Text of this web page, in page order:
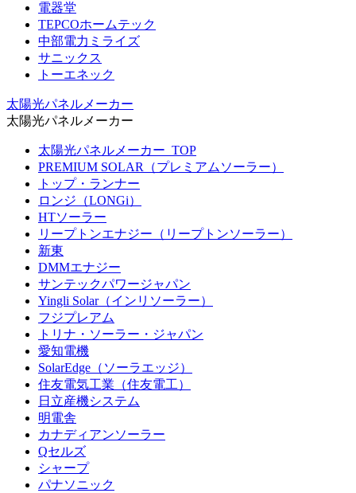
電器堂
TEPCOホームテック
中部電力ミライズ
サニックス
トーエネック
太陽光パネルメーカー
太陽光パネルメーカー
太陽光パネルメーカー_TOP
PREMIUM SOLAR（プレミアムソーラー）
トップ・ランナー
ロンジ（LONGi）
HTソーラー
リープトンエナジー（リープトンソーラー）
新東
DMMエナジー
サンテックパワージャパン
Yingli Solar（インリソーラー）
フジプレアム
トリナ・ソーラー・ジャパン
愛知電機
SolarEdge（ソーラエッジ）
住友電気工業（住友電工）
日立産機システム
明電舎
カナディアンソーラー
Qセルズ
シャープ
パナソニック